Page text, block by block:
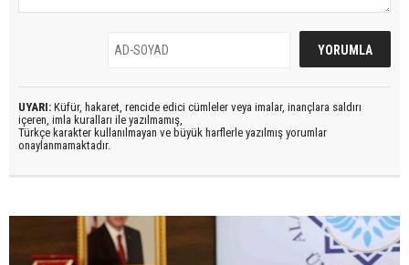
UYARI: Küfür, hakaret, rencide edici cümleler veya imalar, inançlara saldırı
içeren, imla kuralları ile yazılmamış,
Türkçe karakter kullanılmayan ve büyük harflerle yazılmış yorumlar
onaylanmamaktadır.